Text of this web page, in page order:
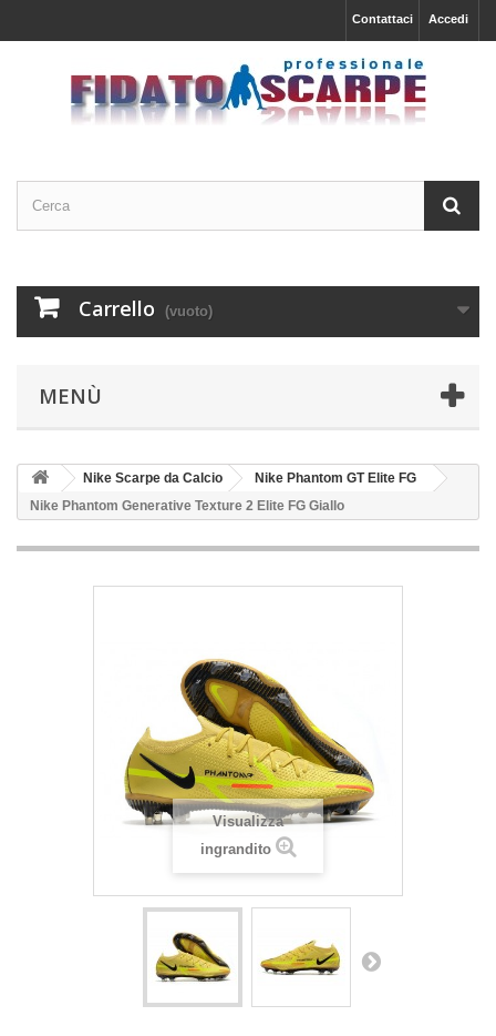
Accedi
Contattaci
Carrello (vuoto)
MENÙ
Nike Scarpe da Calcio
Nike Phantom GT Elite FG
Nike Phantom Generative Texture 2 Elite FG Giallo
Visualizza
ingrandito